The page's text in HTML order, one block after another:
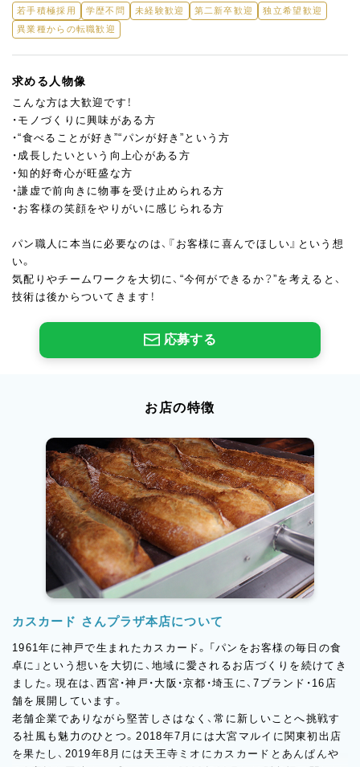
若手積極採用 学歴不問 未経験歓迎 第二新卒歓迎
独立希望歓迎
異業種からの転職歓迎
求める人物像
こんな方は大歓迎です！
・モノづくりに興味がある方
・“食べることが好き”“パンが好き”という方
・成長したいという向上心がある方
・知的好奇心が旺盛な方
・謙虚で前向きに物事を受け止められる方
・お客様の笑顔をやりがいに感じられる方
パン職人に本当に必要なのは、『お客様に喜んでほしい』という想
い。
気配りやチームワークを大切に、“今何ができるか？”を考えると、
技術は後からついてきます！
応募する
お店の特徴
カスカード さんプラザ本店について
1961年に神戸で生まれたカスカード。「パンをお客様の毎日の食
卓に」という想いを大切に、地域に愛されるお店づくりを続けてき
ました。現在は、西宮・神戸・大阪・京都・埼玉に、7ブランド・16店
舗を展開しています。
老舗企業でありながら堅苦しさはなく、常に新しいことへ挑戦す
る社風も魅力のひとつ。2018年7月には大宮マルイに関東初出店
を果たし、2019年8月には天王寺ミオにカスカードとあんぱんや